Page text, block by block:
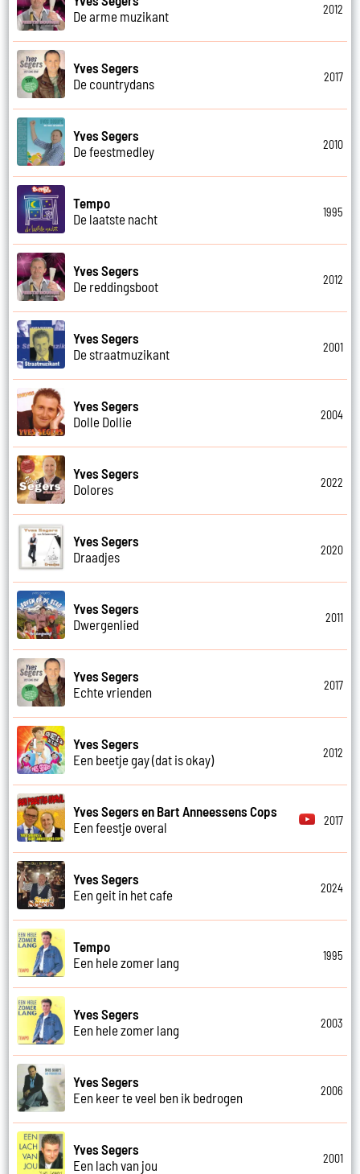
De arme muzikant
2012
Yves Segers
De countrydans
2017
Yves Segers
De feestmedley
2010
Tempo
De laatste nacht
1995
Yves Segers
De reddingsboot
2012
Yves Segers
De straatmuzikant
2001
Yves Segers
Dolle Dollie
2004
Yves Segers
Dolores
2022
Yves Segers
Draadjes
2020
Yves Segers
Dwergenlied
2011
Yves Segers
Echte vrienden
2017
Yves Segers
Een beetje gay (dat is okay)
2012
Yves Segers en Bart Anneessens Cops
Een feestje overal
2017
Yves Segers
Een geit in het cafe
2024
Tempo
Een hele zomer lang
1995
Yves Segers
Een hele zomer lang
2003
Yves Segers
Een keer te veel ben ik bedrogen
2006
Yves Segers
Een lach van jou
2001